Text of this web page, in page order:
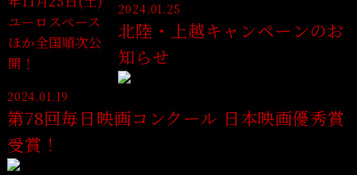
2024.01.25
北陸・上越キャンペーンのお
知らせ
2024.01.19
第78回毎日映画コンクール 日本映画優秀賞
受賞！